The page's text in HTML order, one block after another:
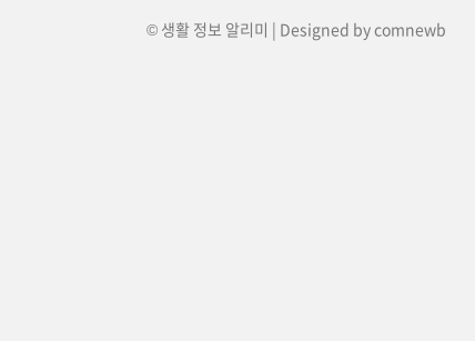
© 생활 정보 알리미 | Designed bycomnewb